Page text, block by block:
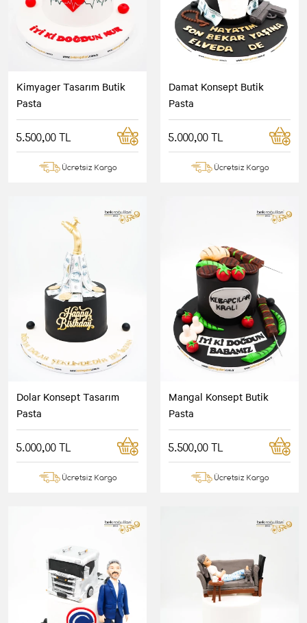
Kimyager Tasarım Butik
Pasta
5.500,00 TL
Ücretsiz Kargo
Damat Konsept Butik
Pasta
5.000,00 TL
Ücretsiz Kargo
Dolar Konsept Tasarım
Pasta
5.000,00 TL
Ücretsiz Kargo
Mangal Konsept Butik
Pasta
5.500,00 TL
Ücretsiz Kargo